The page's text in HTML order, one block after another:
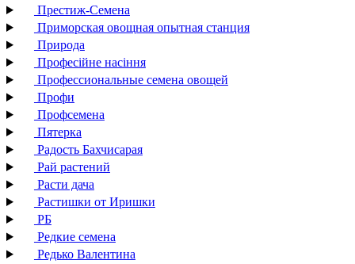
Престиж-Семена
Приморская овощная опытная станция
Природа
Професійне насіння
Профессиональные семена овощей
Профи
Профсемена
Пятерка
Радость Бахчисарая
Рай растений
Расти дача
Растишки от Иришки
РБ
Редкие семена
Редько Валентина